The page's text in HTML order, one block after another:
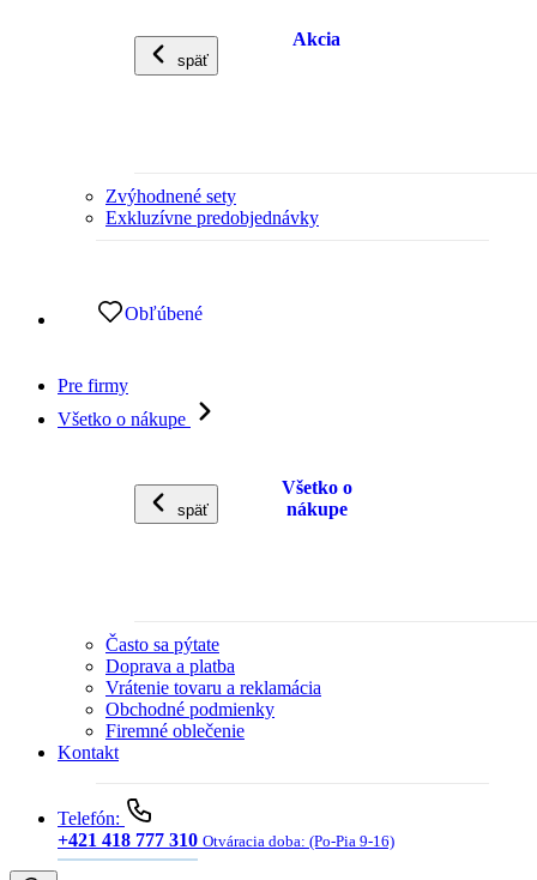
späť
Akcia
Zvýhodnené sety
Exkluzívne predobjednávky
Obľúbené
Pre firmy
Všetko o nákupe
späť
Všetko o
nákupe
Často sa pýtate
Doprava a platba
Vrátenie tovaru a reklamácia
Obchodné podmienky
Firemné oblečenie
Kontakt
Telefón:
+421 418 777 310 Otváracia doba: (Po-Pia 9-16)